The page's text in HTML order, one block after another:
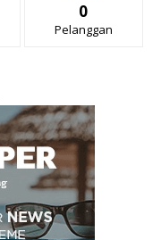
0
Pelanggan